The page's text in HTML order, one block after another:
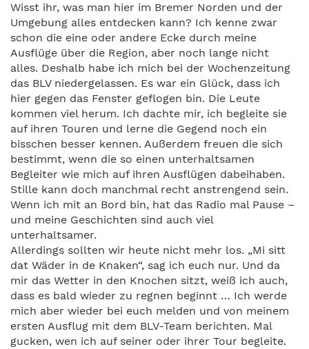
Wisst ihr, was man hier im Bremer Norden und der
Umgebung alles entdecken kann? Ich kenne zwar
schon die eine oder andere Ecke durch meine
Ausflüge über die Region, aber noch lange nicht
alles. Deshalb habe ich mich bei der Wochenzeitung
das BLV niedergelassen. Es war ein Glück, dass ich
hier gegen das Fenster geflogen bin. Die Leute
kommen viel herum. Ich dachte mir, ich begleite sie
auf ihren Touren und lerne die Gegend noch ein
bisschen besser kennen. Außerdem freuen die sich
bestimmt, wenn die so einen unterhaltsamen
Begleiter wie mich auf ihren Ausflügen dabeihaben.
Stille kann doch manchmal recht anstrengend sein.
Wenn ich mit an Bord bin, hat das Radio mal Pause –
und meine Geschichten sind auch viel
unterhaltsamer.
Allerdings sollten wir heute nicht mehr los. „Mi sitt
dat Wäder in de Knaken“, sag ich euch nur. Und da
mir das Wetter in den Knochen sitzt, weiß ich auch,
dass es bald wieder zu regnen beginnt … Ich werde
mich aber wieder bei euch melden und von meinem
ersten Ausflug mit dem BLV-Team berichten. Mal
gucken, wen ich auf seiner oder ihrer Tour begleite.